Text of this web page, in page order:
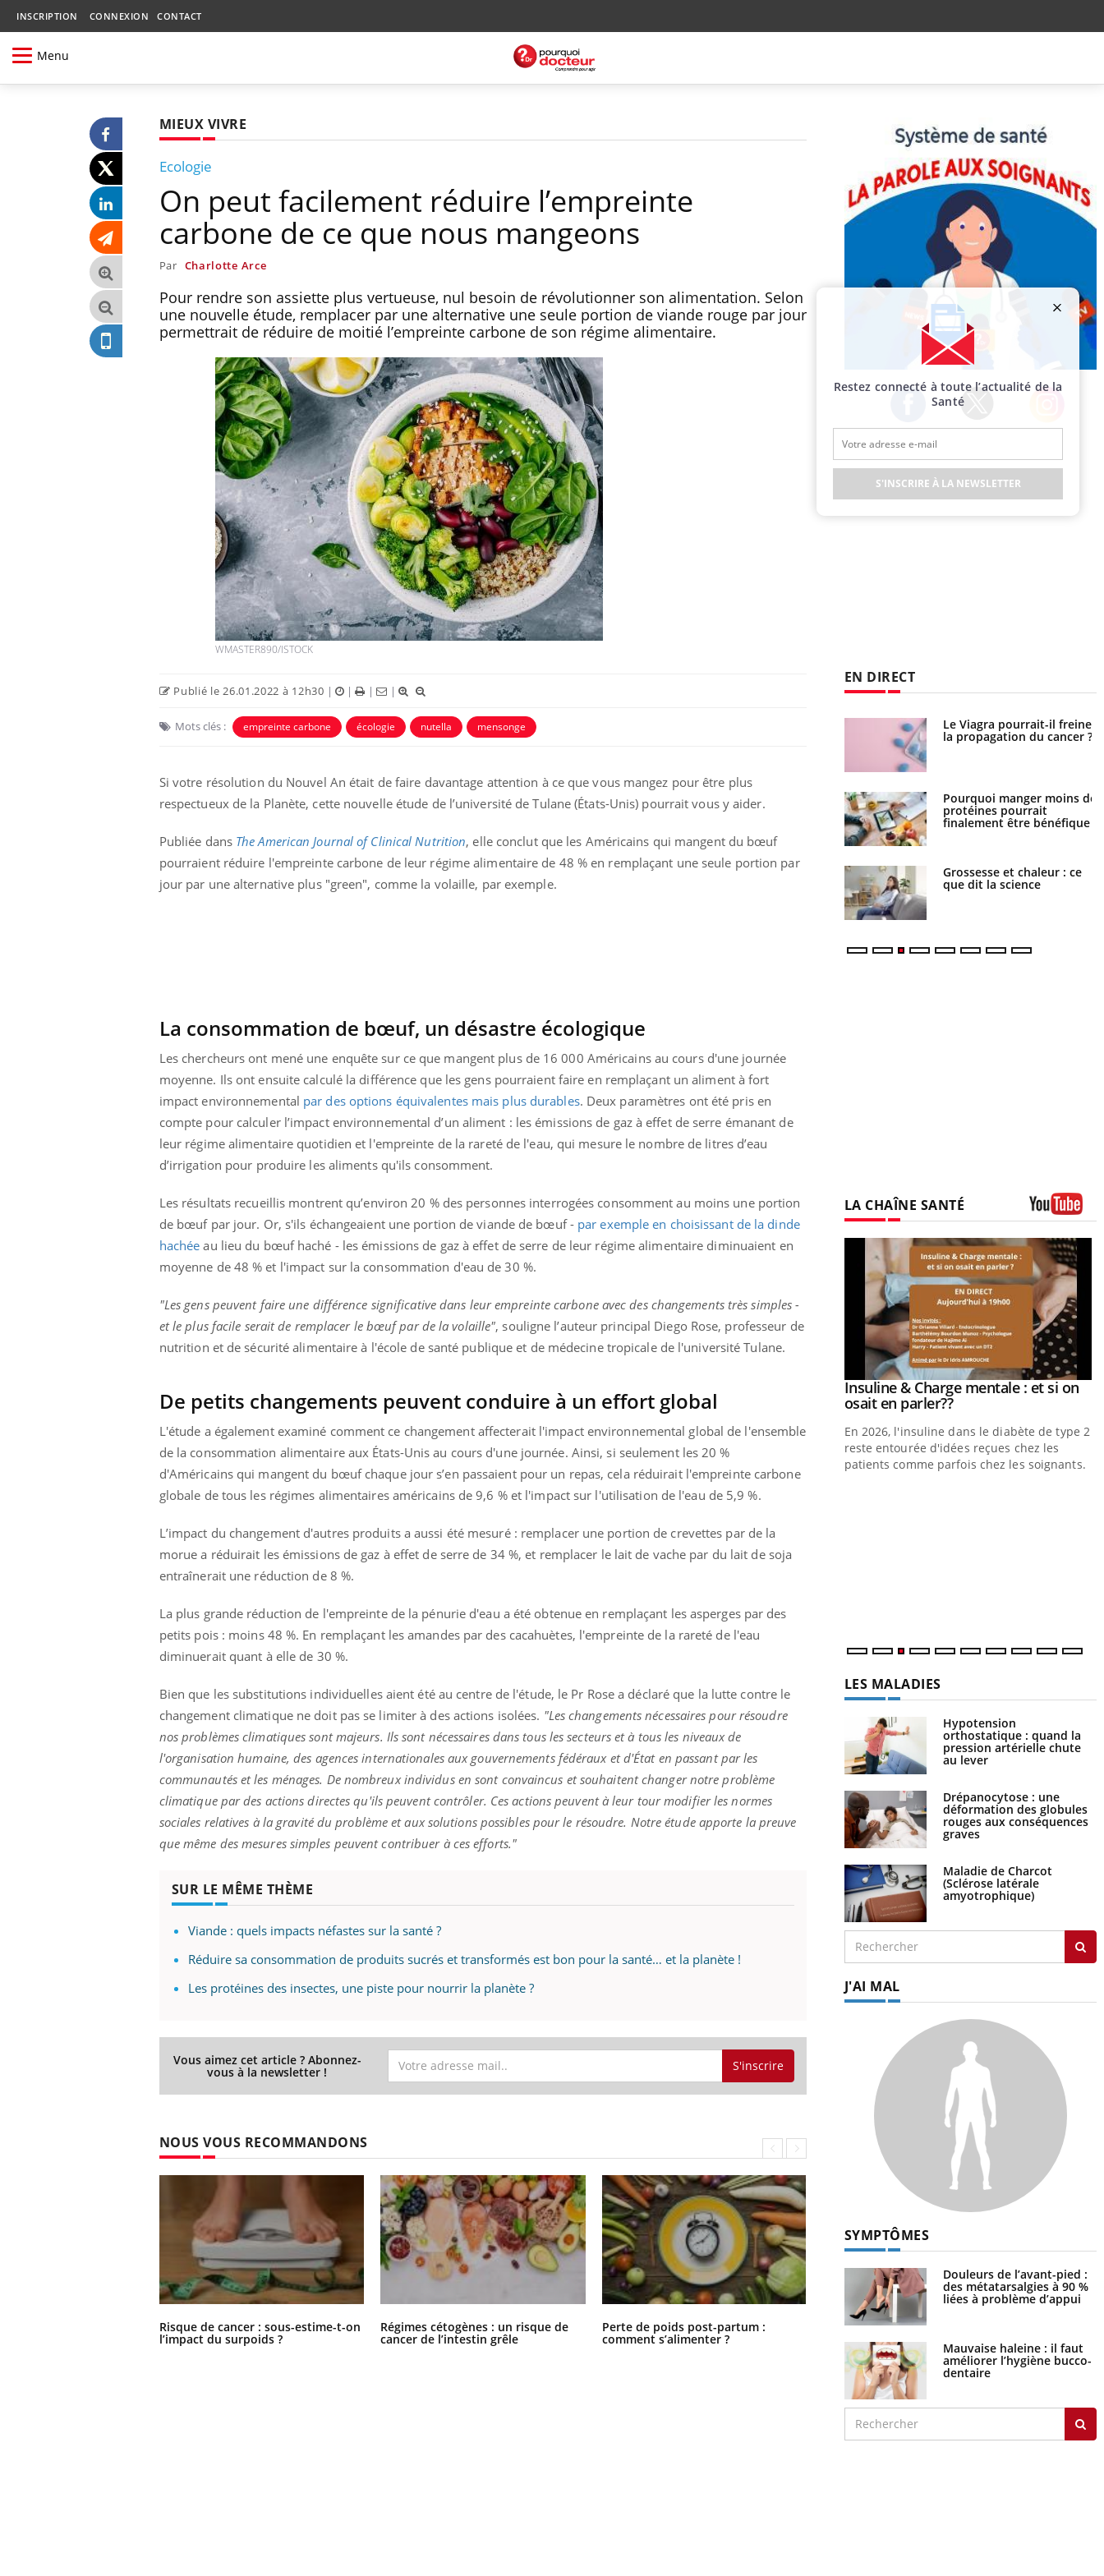
INSCRIPTION CONNEXION CONTACT
Menu
MIEUX VIVRE
Ecologie
On peut facilement réduire l’empreinte
carbone de ce que nous mangeons
Par Charlotte Arce
Pour rendre son assiette plus vertueuse, nul besoin de révolutionner son alimentation. Selon
une nouvelle étude, remplacer par une alternative une seule portion de viande rouge par jour
permettrait de réduire de moitié l’empreinte carbone de son régime alimentaire.
WMASTER890/ISTOCK
Publié le 26.01.2022 à 12h30 | | | |
Mots clés : empreinte carbone écologie nutella mensonge
Si votre résolution du Nouvel An était de faire davantage attention à ce que vous mangez pour être plus
respectueux de la Planète, cette nouvelle étude de l’université de Tulane (États-Unis) pourrait vous y aider.
Publiée dans The American Journal of Clinical Nutrition, elle conclut que les Américains qui mangent du bœuf
pourraient réduire l'empreinte carbone de leur régime alimentaire de 48 % en remplaçant une seule portion par
jour par une alternative plus "green", comme la volaille, par exemple.
La consommation de bœuf, un désastre écologique
Les chercheurs ont mené une enquête sur ce que mangent plus de 16 000 Américains au cours d'une journée
moyenne. Ils ont ensuite calculé la différence que les gens pourraient faire en remplaçant un aliment à fort
impact environnemental par des options équivalentes mais plus durables. Deux paramètres ont été pris en
compte pour calculer l’impact environnemental d’un aliment : les émissions de gaz à effet de serre émanant de
leur régime alimentaire quotidien et l'empreinte de la rareté de l'eau, qui mesure le nombre de litres d’eau
d’irrigation pour produire les aliments qu'ils consomment.
Les résultats recueillis montrent qu’environ 20 % des personnes interrogées consomment au moins une portion
de bœuf par jour. Or, s'ils échangeaient une portion de viande de bœuf - par exemple en choisissant de la dinde
hachée au lieu du bœuf haché - les émissions de gaz à effet de serre de leur régime alimentaire diminuaient en
moyenne de 48 % et l'impact sur la consommation d'eau de 30 %.
"Les gens peuvent faire une différence significative dans leur empreinte carbone avec des changements très simples -
et le plus facile serait de remplacer le bœuf par de la volaille", souligne l’auteur principal Diego Rose, professeur de
nutrition et de sécurité alimentaire à l'école de santé publique et de médecine tropicale de l'université Tulane.
De petits changements peuvent conduire à un effort global
L'étude a également examiné comment ce changement affecterait l'impact environnemental global de l'ensemble
de la consommation alimentaire aux États-Unis au cours d'une journée. Ainsi, si seulement les 20 %
d'Américains qui mangent du bœuf chaque jour s’en passaient pour un repas, cela réduirait l'empreinte carbone
globale de tous les régimes alimentaires américains de 9,6 % et l'impact sur l'utilisation de l'eau de 5,9 %.
L’impact du changement d'autres produits a aussi été mesuré : remplacer une portion de crevettes par de la
morue a réduirait les émissions de gaz à effet de serre de 34 %, et remplacer le lait de vache par du lait de soja
entraînerait une réduction de 8 %.
La plus grande réduction de l'empreinte de la pénurie d'eau a été obtenue en remplaçant les asperges par des
petits pois : moins 48 %. En remplaçant les amandes par des cacahuètes, l'empreinte de la rareté de l'eau
diminuerait quant à elle de 30 %.
Bien que les substitutions individuelles aient été au centre de l'étude, le Pr Rose a déclaré que la lutte contre le
changement climatique ne doit pas se limiter à des actions isolées. "Les changements nécessaires pour résoudre
nos problèmes climatiques sont majeurs. Ils sont nécessaires dans tous les secteurs et à tous les niveaux de
l'organisation humaine, des agences internationales aux gouvernements fédéraux et d'État en passant par les
communautés et les ménages. De nombreux individus en sont convaincus et souhaitent changer notre problème
climatique par des actions directes qu'ils peuvent contrôler. Ces actions peuvent à leur tour modifier les normes
sociales relatives à la gravité du problème et aux solutions possibles pour le résoudre. Notre étude apporte la preuve
que même des mesures simples peuvent contribuer à ces efforts."
SUR LE MÊME THÈME
Viande : quels impacts néfastes sur la santé ?
Réduire sa consommation de produits sucrés et transformés est bon pour la santé… et la planète !
Les protéines des insectes, une piste pour nourrir la planète ?
Vous aimez cet article ? Abonnez-
vous à la newsletter ! S'inscrire
NOUS VOUS RECOMMANDONS
Risque de cancer : sous-estime-t-on
l’impact du surpoids ?
Régimes cétogènes : un risque de
cancer de l’intestin grêle
Perte de poids post-partum :
comment s’alimenter ?
Comment nous percevons le chaud
sujet
Facebook Twitter Instagram
EN DIRECT
Les médicaments GLP-1
protègent-ils aussi les os ?
Cytomégalovirus : ce qui
change dans la prise en
enceintes
La sieste empêche-t-elle de
dormir la nuit ?
Pourquoi votre ventre
gâche-t-il les premiers
Fortes chaleurs : pourquoi
Le Viagra pourrait-il freiner
la propagation du cancer ?
Pourquoi manger moins de
protéines pourrait
finalement être bénéfique
Grossesse et chaleur : ce
que dit la science
LA CHAÎNE SANTÉ
expliquer ma maladieYoutube
Il y a des sujets qui sont faciles à aborder...
d'autres non ! D'un côté, poser des questions
sur la maladie d'un proche c'est montrer ...
prévenirYoutube
Fatigue, irritabilité, brouillard mental ou
même alopécie… Les symptômes de la
carence en fer sont multiples ce qui la rend
...
Youtube
Insuline & Charge mentale : et si on
osait en parler??Youtube
En 2026, l'insuline dans le diabète de type 2
reste entourée d'idées reçues chez les
patients comme parfois chez les soignants.
LES MALADIES
Hypotension
orthostatique : quand la
pression artérielle chute
au lever
Drépanocytose : une
déformation des globules
rouges aux conséquences
graves
Maladie de Charcot
(Sclérose latérale
amyotrophique)
J'AI MAL
SYMPTÔMES
Douleurs de l’avant-pied :
des métatarsalgies à 90 %
liées à problème d’appui
Mauvaise haleine : il faut
améliorer l’hygiène bucco-
dentaire
Restez connecté à toute l’actualité de la
Santé
S'INSCRIRE À LA NEWSLETTER